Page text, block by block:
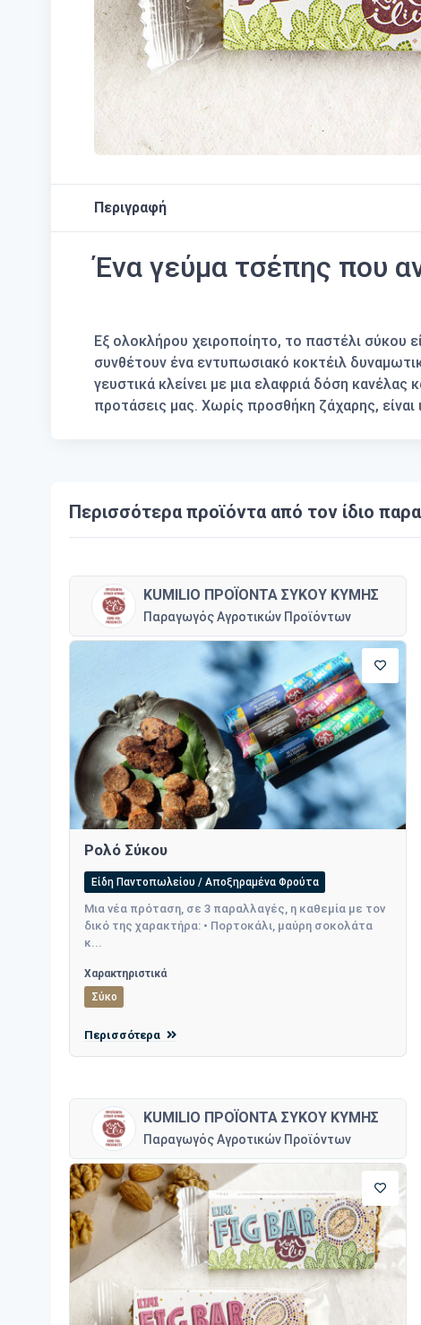
Περιγραφή
Ένα γεύμα τσέπης που
Εξ ολοκλήρου χειροποίητο, το παστέλι σύκου
συνθέτουν ένα εντυπωσιακό κοκτέιλ
γευστικά κλείνει με μια ελαφριά δόση
προτάσεις μας. Χωρίς προσθήκη ζάχαρης, είναι
Περισσότερα προϊόντα από τον ίδιο
KUMILIO ΠΡΟΪΟΝΤΑ ΣΥΚΟΥ ΚΥΜΗΣ
Παραγωγός Αγροτικών Προϊόντων
Ρολό Σύκου
Είδη Παντοπωλείου / Αποξηραμένα Φρούτα
Μια νέα πρόταση, σε 3 παραλλαγές, η καθεμία με τον
δικό της χαρακτήρα: • Πορτοκάλι, μαύρη σοκολάτα
κ...
Χαρακτηριστικά
Σύκο
Περισσότερα
KUMILIO ΠΡΟΪΟΝΤΑ ΣΥΚΟΥ ΚΥΜΗΣ
Παραγωγός Αγροτικών Προϊόντων